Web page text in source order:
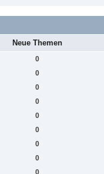
Neue Themen
0
0
0
0
0
0
0
0
0